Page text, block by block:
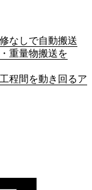
なしで自動搬送
重量物搬送を
程間を動き回るア